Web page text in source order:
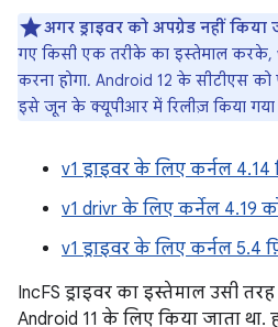
अगर ड्राइवर को अपग्रेड नहीं
गए किसी एक तरीके का इस्तेमाल करके,
करना होगा. Android 12 के सीटीएस
इसे जून के क्यूपीआर में रिलीज़ किया गया
v1 ड्राइवर के लिए कर्नल
v1 drivr के लिए कर्नेल 4.19
v1 ड्राइवर के लिए कर्नल 5.4
IncFS ड्राइवर का इस्तेमाल उसी
Android 11 के लिए किया जाता